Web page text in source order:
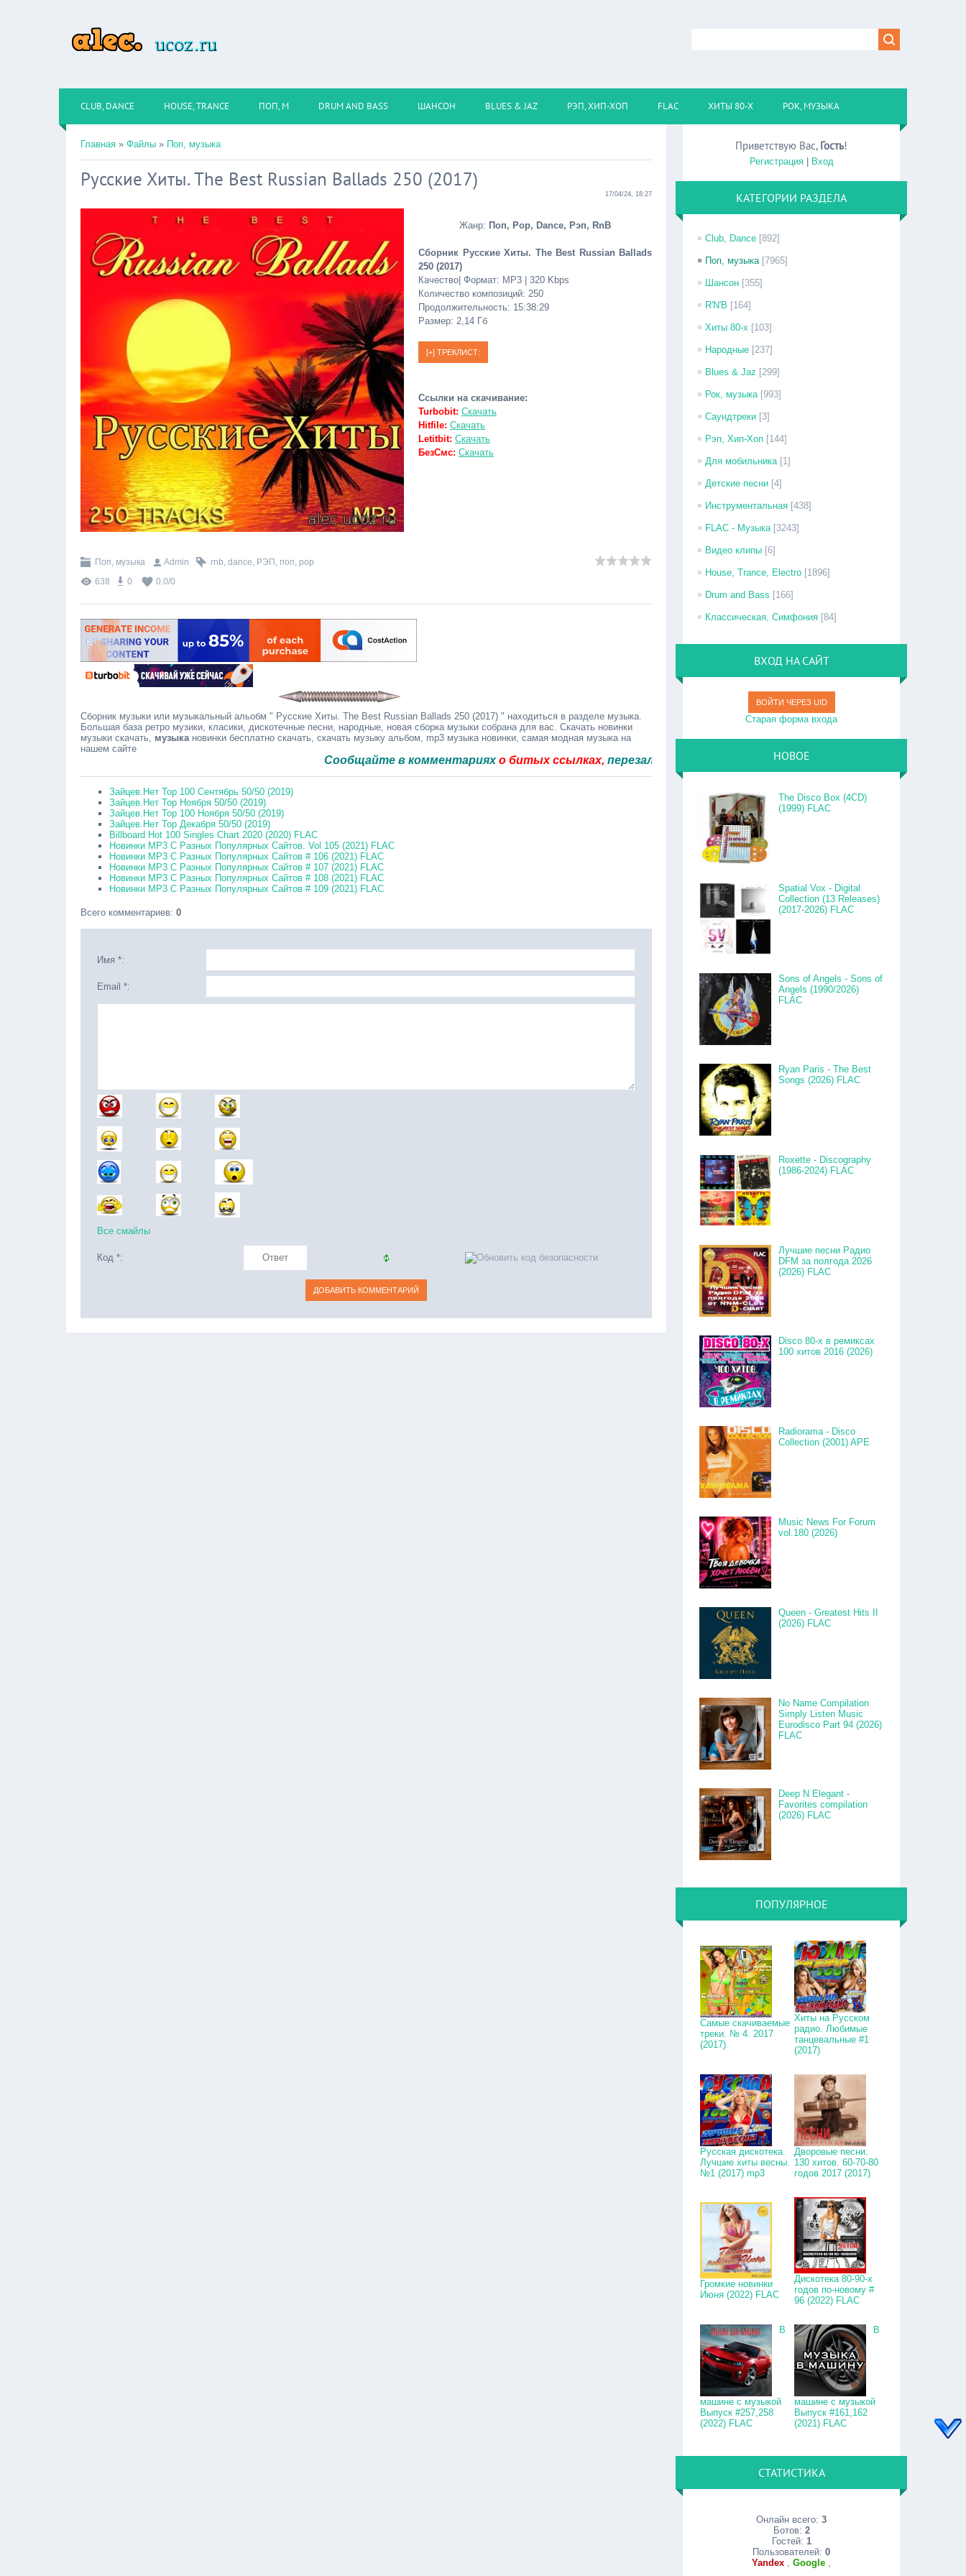
CLUB, DANCE HOUSE, TRANCE ПОП, М DRUM AND BASS ШАНСОН BLUES & JAZ РЭП, ХИП-ХОП FLAC ХИТЫ 80-Х РОК, МУЗЫКА
Главная » Файлы » Поп, музыка
Русские Хиты. The Best Russian Ballads 250 (2017)
17/04/24, 18:27
Жанр: Поп, Pop, Dance, Рэп, RnB
Сборник Русские Хиты. The Best Russian Ballads
250 (2017)
Качество| Формат: MP3 | 320 Kbps
Количество композиций: 250
Продолжительность: 15:38:29
Размер: 2,14 Гб
Ссылки на скачивание:
Turbobit: Скачать
Hitfile: Скачать
Letitbit: Скачать
БезСмс: Скачать
Поп, музыка Admin rnb, dance, РЭП , поп, pop
638
0 0.0/0
Сборник музыки или музыкальный альобм " Русские Хиты. The Best Russian Ballads 250 (2017) " находиться в разделе музыка.
Большая база ретро музики, класики, дискотечные песни, народные, новая сборка музыки собрана для вас. Скачать новинки
музыки скачать, музыкановинки бесплатно скачать, скачать музыку альбом, mp3 музыка новинки, самая модная музыка на
нашем сайте
Сообщайте в комментарияхо битых ссылках,перезальём быстро.
Зайцев.Нет Top 100 Сентябрь 50/50 (2019)
Зайцев.Нет Top Ноября 50/50 (2019)
Зайцев.Нет Top 100 Ноября 50/50 (2019)
Зайцев.Нет Top Декабря 50/50 (2019)
Billboard Hot 100 Singles Chart 2020 (2020) FLAC
Новинки MP3 С Разных Популярных Сайтов. Vol 105 (2021) FLAC
Новинки MP3 С Разных Популярных Сайтов # 106 (2021) FLAC
Новинки MP3 С Разных Популярных Сайтов # 107 (2021) FLAC
Новинки MP3 С Разных Популярных Сайтов # 108 (2021) FLAC
Новинки MP3 С Разных Популярных Сайтов # 109 (2021) FLAC
Всего комментариев: 0
Имя *:
Email *:
Все смайлы
Код *:
Приветствую Вас, Гость!
Регистрация| Вход
КАТЕГОРИИ РАЗДЕЛА
Club, Dance [892]
Поп, музыка [7965]
Шансон [355]
R'N'B [164]
Хиты 80-х [103]
Народные [237]
Blues & Jaz [299]
Рок, музыка [993]
Саундтреки [3]
Рэп, Хип-Хоп [144]
Для мобильника [1]
Детские песни [4]
Инструментальная [438]
FLAC - Музыка [3243]
Видео клипы [6]
House, Trance, Electro [1896]
Drum and Bass [166]
Классическая, Симфония [84]
ВХОД НА САЙТ
ВОЙТИ ЧЕРЕЗ UID
Старая форма входа
НОВОЕ
The Disco Box (4CD)
(1999) FLAC
Spatial Vox - Digital
Collection (13 Releases)
(2017-2026) FLAC
Sons of Angels - Sons of
Angels (1990/2026)
FLAC
Ryan Paris - The Best
Songs (2026) FLAC
Roxette - Discography
(1986-2024) FLAC
Лучшие песни Радио
DFM за полгода 2026
(2026) FLAC
Disco 80-x в ремиксах
100 хитов 2016 (2026)
Radiorama - Disco
Collection (2001) APE
Music News For Forum
vol.180 (2026)
Queen - Greatest Hits II
(2026) FLAC
No Name Compilation
Simply Listen Music
Eurodisco Part 94 (2026)
FLAC
Deep N Elegant -
Favorites compilation
(2026) FLAC
ПОПУЛЯРНОЕ
Самые скачиваемые
треки. № 4. 2017
(2017)
Хиты на Русском
радио. Любимые
танцевальные #1
(2017)
Русская дискотека.
Лучшие хиты весны.
№1 (2017) mp3
Дворовые песни.
130 хитов. 60-70-80
годов 2017 (2017)
Громкие новинки
Июня (2022) FLAC
Дискотека 80-90-х
годов по-новому #
96 (2022) FLAC
В
машине с музыкой
Выпуск #257,258
(2022) FLAC
В
машине с музыкой
Выпуск #161,162
(2021) FLAC
СТАТИСТИКА
Онлайн всего:3
Ботов: 2
Гостей: 1
Пользователей:0
Yandex ,Google ,